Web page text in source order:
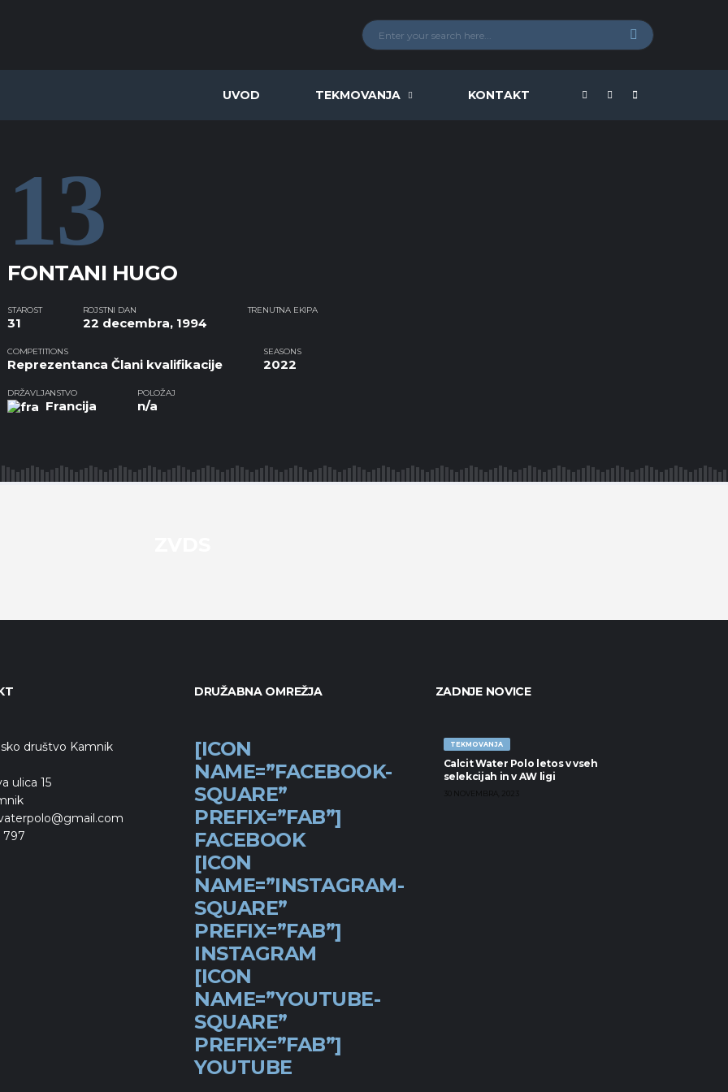
UVOD TEKMOVANJA KONTAKT
13
FONTANI HUGO
STAROST
31
ROJSTNI DAN
22 decembra, 1994
TRENUTNA EKIPA
COMPETITIONS
Reprezentanca Člani kvalifikacije
SEASONS
2022
DRŽAVLJANSTVO
Francija
POLOŽAJ
n/a
društvo Kamnik
ulica 15
797
DRUŽABNA OMREŽJA
[ICON
NAME=”FACEBOOK-
SQUARE”
PREFIX=”FAB”]
FACEBOOK
[ICON
NAME=”INSTAGRAM-
SQUARE”
PREFIX=”FAB”]
INSTAGRAM
[ICON
NAME=”YOUTUBE-
SQUARE”
PREFIX=”FAB”]
YOUTUBE
ZADNJE NOVICE
TEKMOVANJA
Calcit Water Polo letos v vseh
selekcijah in v AW ligi
30 NOVEMBRA, 2023